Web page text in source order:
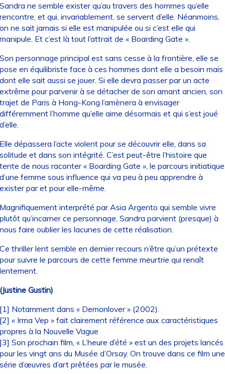
ne semble exister qu’au travers des hommes qu’elle
et qui, invariablement, se servent d’elle. Néanmoins,
ne sait jamais si elle est manipulée ou si c’est elle qui
Et c’est là tout l’attrait de « Boarding Gate ».
personnage principal est sans cesse à la frontière, elle se
en équilibriste face à ces hommes dont elle a besoin mais
elle sait aussi se jouer. Si elle devra passer par un acte
pour parvenir à se détacher de son amant ancien, son
de Paris à Hong-Kong l’amènera à envisager
l’homme qu’elle aime désormais et qui s’est joué
dépassera l’acte violent pour se découvrir elle, dans sa
et dans son intégrité. C’est peut-être l’histoire que
de nous raconter « Boarding Gate », le parcours initiatique
femme sous influence qui va peu à peu apprendre à
par et pour elle-même.
interprété par Asia Argento qui semble vivre
qu’incarner ce personnage, Sandra parvient (presque) à
faire oublier les lacunes de cette réalisation.
thriller lent semble en dernier recours n’être qu’un prétexte
suivre le parcours de cette femme meurtrie qui renaît
Gustin)
Notamment dans « Demonlover » (2002).
« Irma Vep » fait clairement référence aux caractéristiques
à la Nouvelle Vague
Son prochain film, « L’heure d’été » est un des projets lancés
les vingt ans du Musée d’Orsay. On trouve dans ce film une
d’œuvres d’art prêtées par le musée.